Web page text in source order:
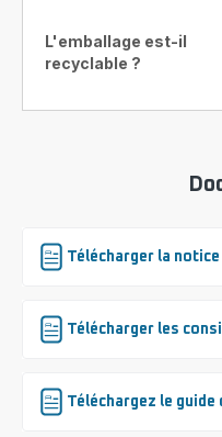
L'emballage est-il
recyclable ?
Télécharger la
Télécharger les
Téléchargez le guide